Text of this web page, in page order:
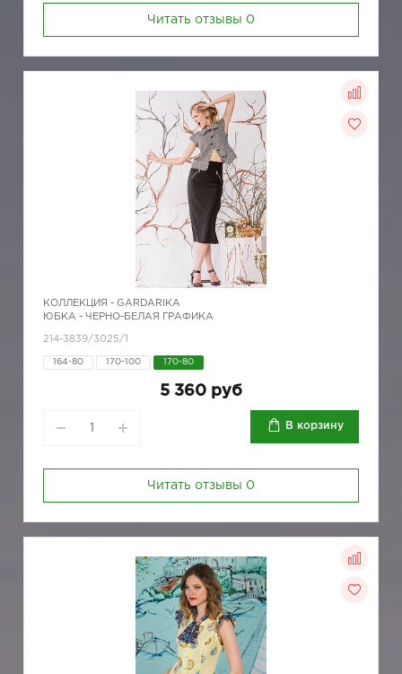
Читать отзывы 0
КОЛЛЕКЦИЯ - GARDARIKA
ЮБКА - ЧЕРНО-БЕЛАЯ ГРАФИКА
214-3839/3025/1
164-80 170-100 170-80
5 360 руб
В корзину
Читать отзывы 0